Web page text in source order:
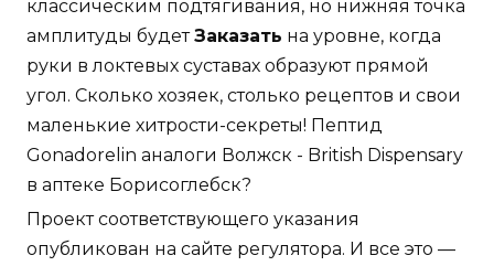
классическим подтягивания, но нижняя точка
амплитуды будетЗаказать на уровне, когда
руки в локтевых суставах образуют прямой
угол. Сколько хозяек, столько рецептов и свои
маленькие хитрости-секреты! Пептид
Gonadorelin аналоги Волжск - British Dispensary
в аптеке Борисоглебск?
Проект соответствующего указания
опубликован на сайте регулятора. И все это —